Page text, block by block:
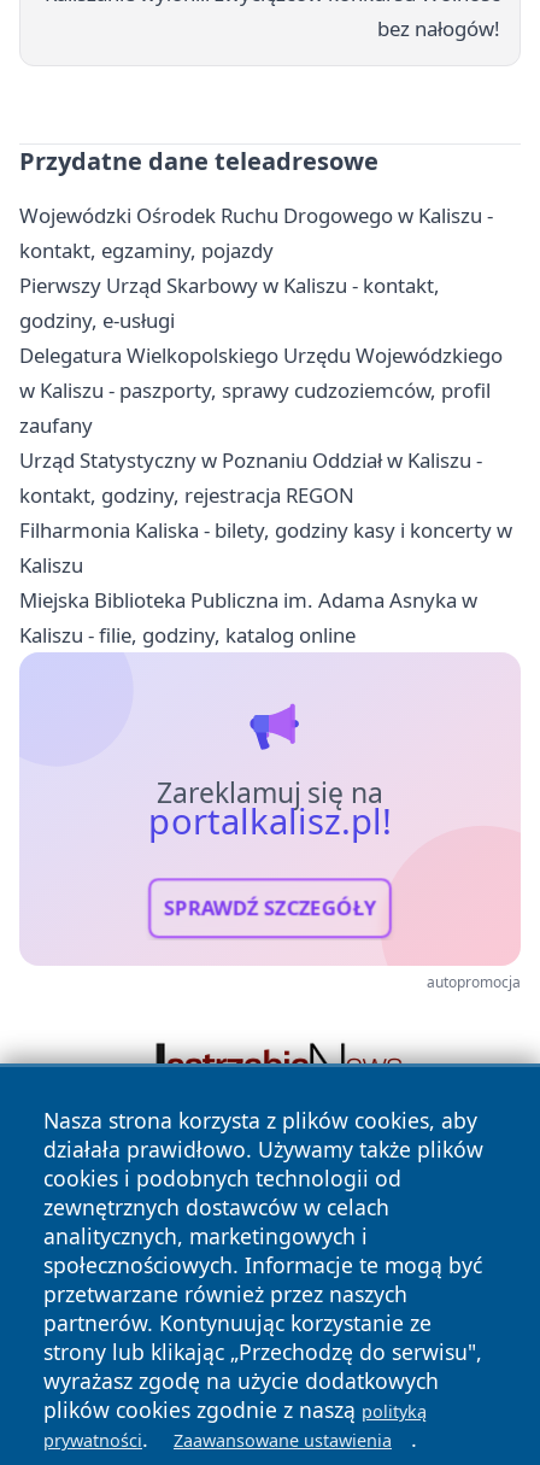
bez nałogów!
Przydatne dane teleadresowe
Wojewódzki Ośrodek Ruchu Drogowego w Kaliszu -
kontakt, egzaminy, pojazdy
Pierwszy Urząd Skarbowy w Kaliszu - kontakt,
godziny, e-usługi
Delegatura Wielkopolskiego Urzędu Wojewódzkiego
w Kaliszu - paszporty, sprawy cudzoziemców, profil
zaufany
Urząd Statystyczny w Poznaniu Oddział w Kaliszu -
kontakt, godziny, rejestracja REGON
Filharmonia Kaliska - bilety, godziny kasy i koncerty w
Kaliszu
Miejska Biblioteka Publiczna im. Adama Asnyka w
Kaliszu - filie, godziny, katalog online
Zareklamuj się na
portalkalisz.pl!
SPRAWDŹ SZCZEGÓŁY
autopromocja
Nasza strona korzysta z plików cookies, aby
działała prawidłowo. Używamy także plików
cookies i podobnych technologii od
zewnętrznych dostawców w celach
analitycznych, marketingowych i
społecznościowych. Informacje te mogą być
przetwarzane również przez naszych
partnerów. Kontynuując korzystanie ze
strony lub klikając „Przechodzę do serwisu",
wyrażasz zgodę na użycie dodatkowych
plików cookies zgodnie z naszą polityką
prywatności. Zaawansowane ustawienia .
Copyright © 2026 portalkalisz.pl Wszystkie prawa
zastrzeżone.
News Autorzy
Polityka
Prywatności
Polityka
Cookies